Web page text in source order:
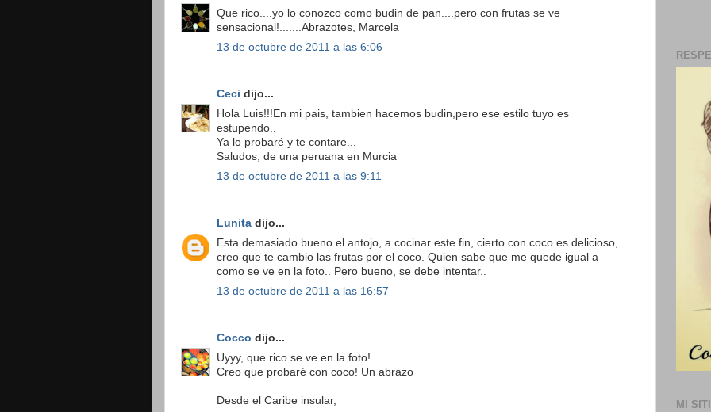
Que rico....yo lo conozco como budin de pan....pero con frutas se ve
sensacional!.......Abrazotes, Marcela
13 de octubre de 2011 a las 6:06
Ceci dijo...
Hola Luis!!!En mi pais, tambien hacemos budin,pero ese estilo tuyo es
estupendo..
Ya lo probaré y te contare...
Saludos, de una peruana en Murcia
13 de octubre de 2011 a las 9:11
Lunita dijo...
Esta demasiado bueno el antojo, a cocinar este fin, cierto con coco es delicioso,
creo que te cambio las frutas por el coco. Quien sabe que me quede igual a
como se ve en la foto.. Pero bueno, se debe intentar..
13 de octubre de 2011 a las 16:57
Cocco dijo...
Uyyy, que rico se ve en la foto!
Creo que probaré con coco! Un abrazo
Desde el Caribe insular, MI